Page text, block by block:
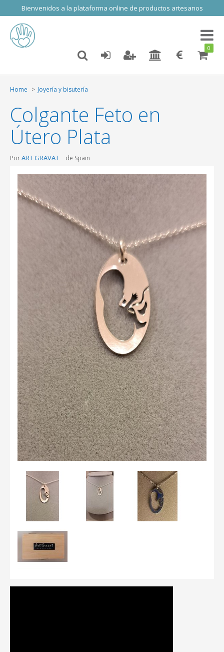
Bienvenidos a la plataforma online de productos artesanos
Toggle
0
Home Joyería y bisutería
Colgante Feto en
Útero Plata
PorART GRAVAT de Spain